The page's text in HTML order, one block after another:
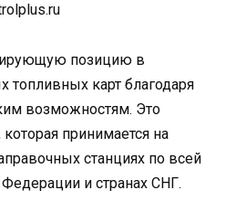
позицию в
топливных карт благодаря
возможностям. Это
принимается на
станциях по всей
и странах СНГ.